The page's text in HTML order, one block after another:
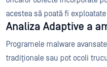
acestea să poată fi
Analiza Adaptive a
Programele malware
tradiționale sau pot ocoli